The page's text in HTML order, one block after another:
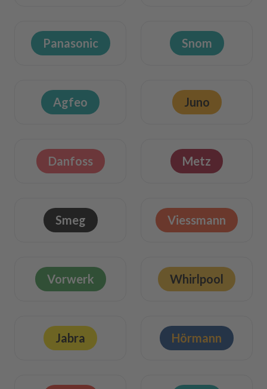
Panasonic Snom
Agfeo Juno
Danfoss Metz
Smeg Viessmann
Vorwerk Whirlpool
Jabra Hörmann